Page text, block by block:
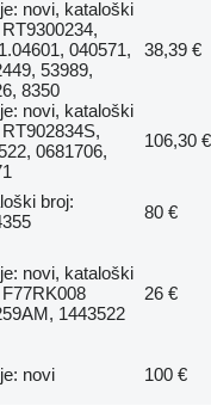
novi, kataloški
040571,
53989,
8350
38,39 €
novi, kataloški
0681706,
106,30 €
broj:
80 €
novi, kataloški
1443522
26 €
novi 100 €